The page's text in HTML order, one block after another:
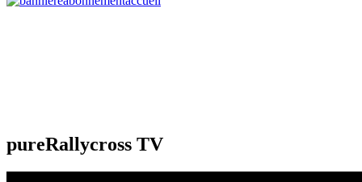
pureRallycross TV